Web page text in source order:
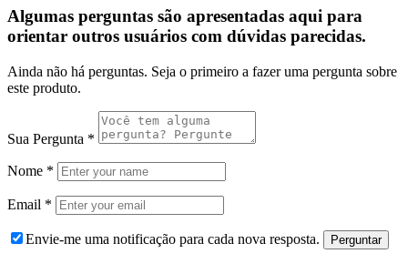
Algumas perguntas são apresentadas aqui para
orientar outros usuários com dúvidas parecidas.
Ainda não há perguntas. Seja o primeiro a fazer uma pergunta sobre
este produto.
Sua Pergunta *
Nome *
Email *
Envie-me uma notificação para cada nova resposta.